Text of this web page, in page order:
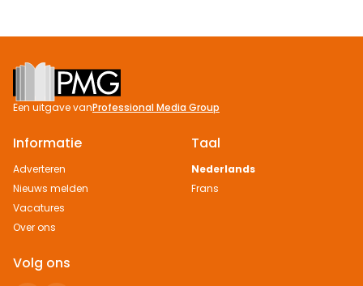
Footer
Een uitgave vanProfessional Media Group
Informatie
Adverteren
Nieuws melden
Vacatures
Over ons
Taal
Nederlands
Frans
Volg ons